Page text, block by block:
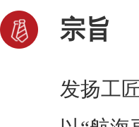
宗旨
发扬工